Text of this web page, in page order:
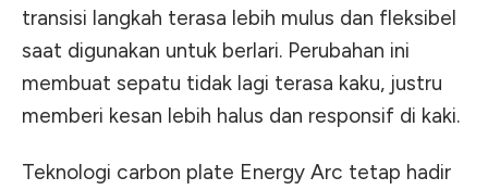
transisi langkah terasa lebih mulus dan fleksibel
saat digunakan untuk berlari. Perubahan ini
membuat sepatu tidak lagi terasa kaku, justru
memberi kesan lebih halus dan responsif di kaki.
Teknologi carbon plate Energy Arc tetap hadir